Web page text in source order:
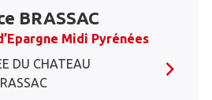
BRASSAC
Midi Pyrénées
DU CHATEAU